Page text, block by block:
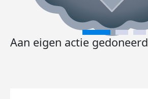
Aan eigen actie gedoneerd